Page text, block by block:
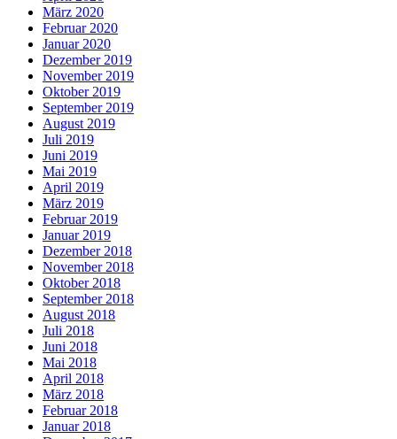
März 2020
Februar 2020
Januar 2020
Dezember 2019
November 2019
Oktober 2019
September 2019
August 2019
Juli 2019
Juni 2019
Mai 2019
April 2019
März 2019
Februar 2019
Januar 2019
Dezember 2018
November 2018
Oktober 2018
September 2018
August 2018
Juli 2018
Juni 2018
Mai 2018
April 2018
März 2018
Februar 2018
Januar 2018